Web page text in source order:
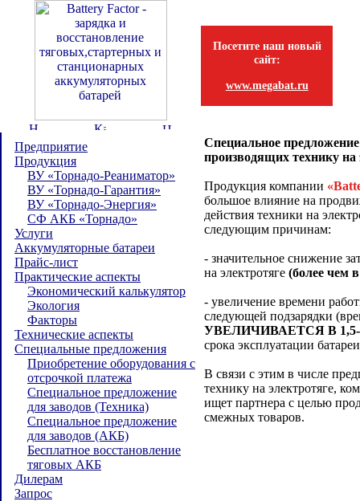
Посетите наш новый
сайт:
www.megabat.ru
Предприятие
Продукция
ВУ «Торнадо-Реаниматор»
ВУ «Торнадо-Гарантия»
ВУ «Торнадо-Энергия»
СФ АКБ «Торнадо»
Услуги
Аккумуляторные батареи
Прайс-лист
Практические аспекты
Экономический калькулятор
Экология
Факторы
Технические аспекты
Специальные предложения
Приобретение оборудования с
отсрочкой платежа
Специальное предложение
для заводов (Техника)
Специальное предложение
для заводов (АКБ)
Бесплатное восстановление
тяговых АКБ
Дилерам
Запрос
Специальное
производящих технику на
Продукция компании
большое влияние на
действия техники на
следующим причинам:
- значительное снижение
на электротяге (более чем
- увеличение времени
следующей подзарядки
УВЕЛИЧИВАЕТСЯ В 1,5-
срока эксплуатации
В связи с этим в числе
технику на электротяге,
ищет партнера с целью
смежных товаров.